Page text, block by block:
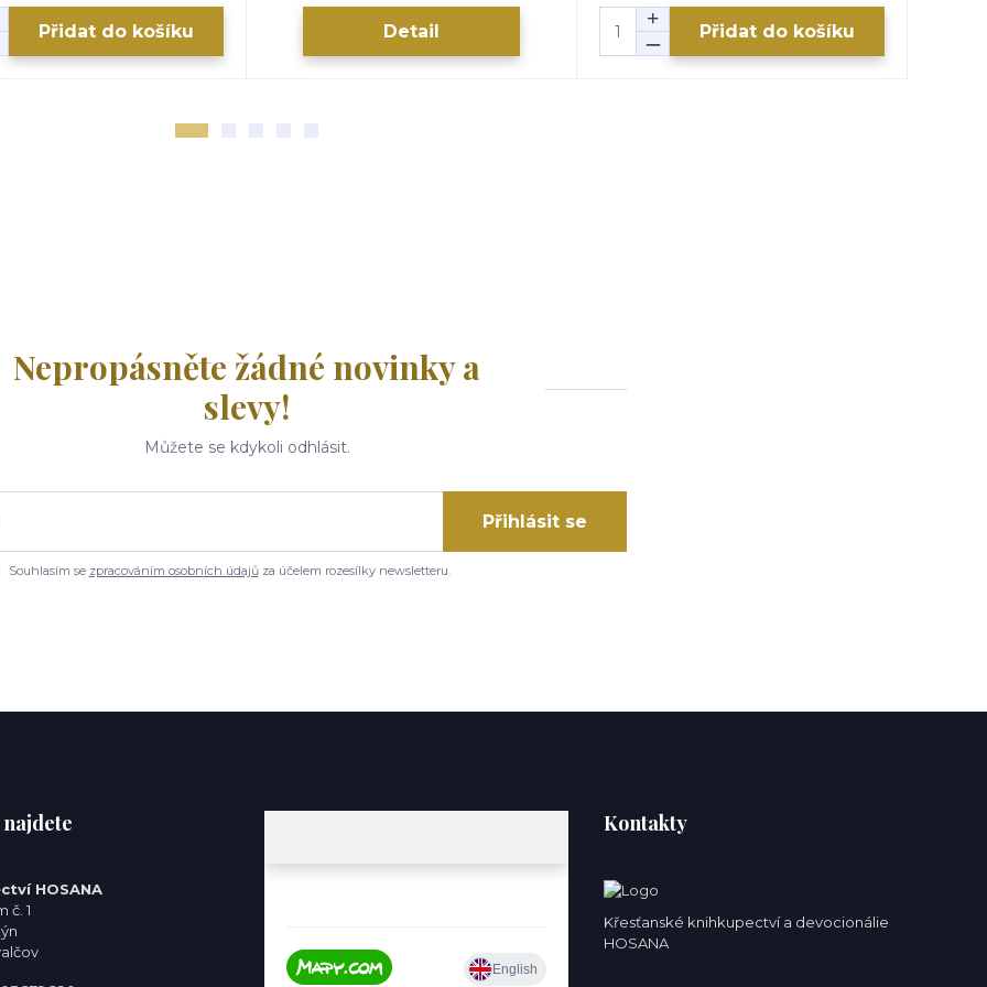
Přidat do košíku Detail Přidat do košíku
Nepropásněte žádné novinky a
slevy!
Můžete se kdykoli odhlásit.
Přihlásit se
Souhlasím se zpracováním osobních údajůza účelem rozesílky newsletteru.
HOSANA
č. 1
Kontakty
Křesťanské knihkupectví a devocionálie
HOSANA